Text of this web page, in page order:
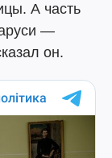
А часть
—
он.